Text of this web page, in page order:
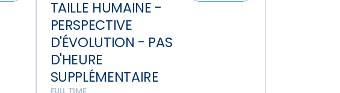
TAILLE HUMAINE -
PERSPECTIVE
D'ÉVOLUTION - PAS
D'HEURE
SUPPLÉMENTAIRE
FULL TIME
Taille
humaine
Perspective
d'évolution